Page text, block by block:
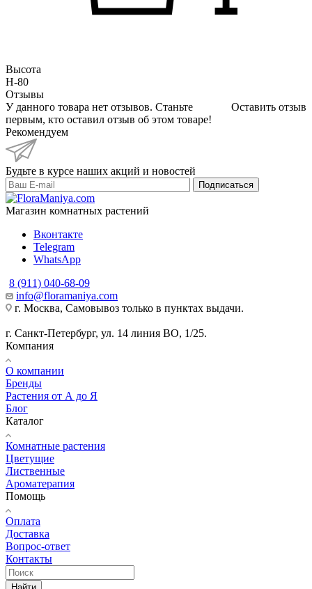
Высота
H-80
Отзывы
Оставить отзыв
У данного товара нет отзывов. Станьте
первым, кто оставил отзыв об этом товаре!
Рекомендуем
Будьте в курсе наших акций и новостей
Подписаться
Магазин комнатных растений
Вконтакте
Telegram
WhatsApp
8 (911) 040-68-09
info@floramaniya.com
г. Москва, Самовывоз только в пунктах выдачи.
г. Санкт-Петербург, ул. 14 линия ВО, 1/25.
Компания
О компании
Бренды
Растения от А до Я
Блог
Каталог
Комнатные растения
Цветущие
Лиственные
Ароматерапия
Помощь
Оплата
Доставка
Вопрос-ответ
Контакты